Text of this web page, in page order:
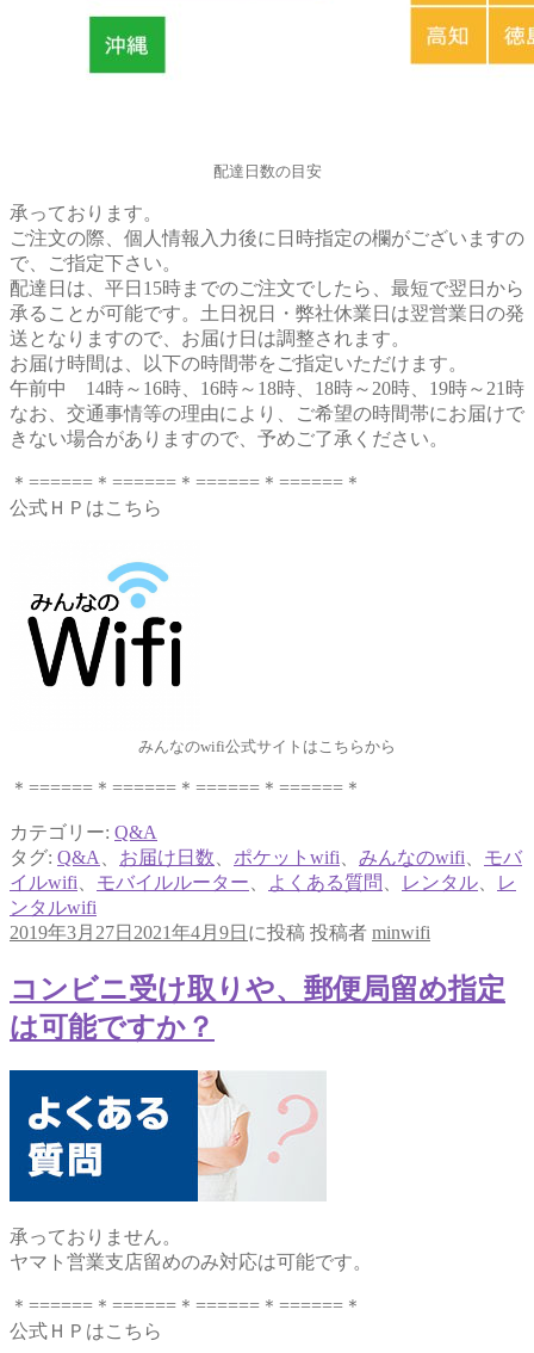
配達日数の目安
承っております。
ご注文の際、個人情報入力後に日時指定の欄がございますの
で、ご指定下さい。
配達日は、平日15時までのご注文でしたら、最短で翌日から
承ることが可能です。土日祝日・弊社休業日は翌営業日の発
送となりますので、お届け日は調整されます。
お届け時間は、以下の時間帯をご指定いただけます。
午前中 14時～16時、16時～18時、18時～20時、19時～21時
なお、交通事情等の理由により、ご希望の時間帯にお届けで
きない場合がありますので、予めご了承ください。
＊======＊======＊======＊======＊
公式ＨＰはこちら
みんなのwifi公式サイトはこちらから
＊======＊======＊======＊======＊
カテゴリー: Q&A
タグ: Q&A お届け日数 ポケットwifi みんなのwifi
モバ
イルwifi
モバイルルーター よくある質問 レンタル
レ
ンタルwifi
2019年3月27日 2021年4月9日 に投稿 投稿者 minwifi
コンビニ受け取りや、郵便局留め指定
は可能ですか？
承っておりません。
ヤマト営業支店留めのみ対応は可能です。
＊======＊======＊======＊======＊
公式ＨＰはこちら